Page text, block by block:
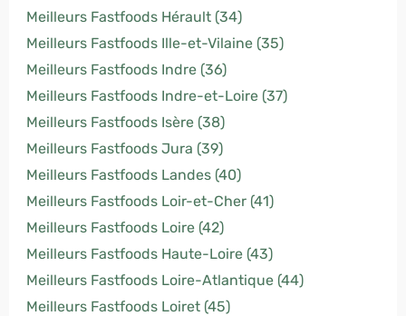
Meilleurs Fastfoods Hérault (34)
Meilleurs Fastfoods Ille-et-Vilaine (35)
Meilleurs Fastfoods Indre (36)
Meilleurs Fastfoods Indre-et-Loire (37)
Meilleurs Fastfoods Isère (38)
Meilleurs Fastfoods Jura (39)
Meilleurs Fastfoods Landes (40)
Meilleurs Fastfoods Loir-et-Cher (41)
Meilleurs Fastfoods Loire (42)
Meilleurs Fastfoods Haute-Loire (43)
Meilleurs Fastfoods Loire-Atlantique (44)
Meilleurs Fastfoods Loiret (45)